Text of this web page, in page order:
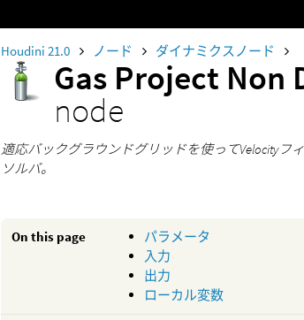
Houdini 21.0 ノード ダイナミクスノード
Gas Project Non
node
適応バックグラウンドグリッドを使ってVelocity
ソルバ。
On this page
パラメータ
入力
出力
ローカル変数